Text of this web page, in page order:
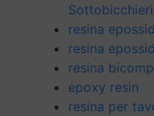
Sottobicchieri
resina
resina
resina
epoxy resin
resina per